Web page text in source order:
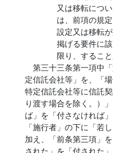
又は移転につ
は、前項の規
設定又は移転
掲げる要件に
限り、すること
第三十三条第一項中
定信託会社等」を、「
特定信託会社等に信託
り渡す場合を除く。）
ば」を「付さなければ
「施行者」の下に「若
加え、「前条第三項」